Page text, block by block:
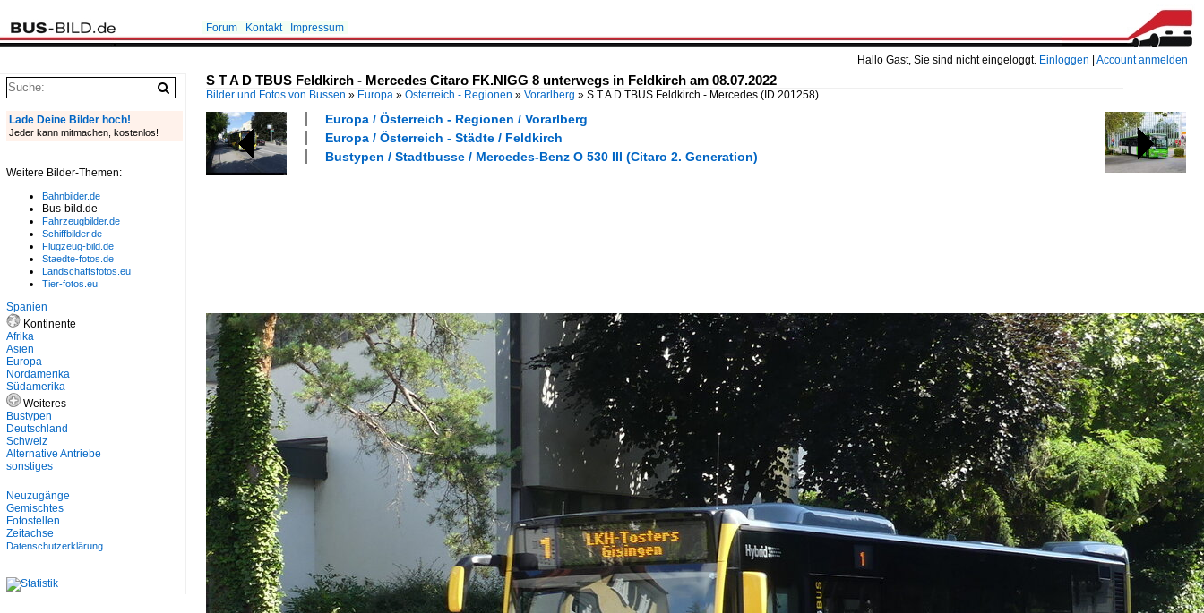
Hallo Gast, Sie sind nicht eingeloggt. Einloggen Account anmelden
Forum Kontakt Impressum
S T A D TBUS Feldkirch - Mercedes Citaro FK.NIGG 8 unterwegs in Feldkirch am 08.07.2022
Bilder und Fotos von Bussen » Europa » Österreich - Regionen » Vorarlberg » S T A D TBUS Feldkirch - Mercedes (ID 201258)
Europa / Österreich - Regionen / Vorarlberg
Europa / Österreich - Städte / Feldkirch
Bustypen / Stadtbusse / Mercedes-Benz O 530 III (Citaro 2. Generation)
Lade Deine Bilder hoch!
Jeder kann mitmachen, kostenlos!
Weitere Bilder-Themen:
Bahnbilder.de
Bus-bild.de
Fahrzeugbilder.de
Schiffbilder.de
Flugzeug-bild.de
Staedte-fotos.de
Landschaftsfotos.eu
Tier-fotos.eu
Spanien
Kontinente
Afrika
Asien
Europa
Nordamerika
Südamerika
Weiteres
Bustypen
Deutschland
Schweiz
Alternative Antriebe
sonstiges
Neuzugänge
Gemischtes
Fotostellen
Zeitachse
Datenschutzerklärung